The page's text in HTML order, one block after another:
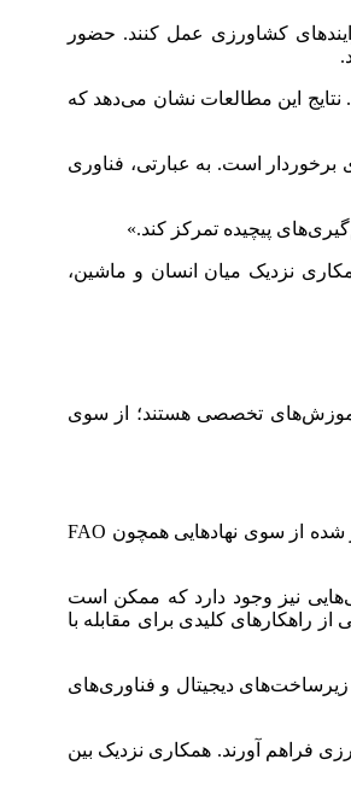
کشاورزی عمل کنند. حضور
نتایج این مطالعات نشان می‌دهد که
است. به عبارتی، فناوری
پیچیده تمرکز کند.»
نزدیک میان انسان و ماشین،
و آموزش‌های تخصصی هستند؛ از سوی
از منظر اقتصادی، کاهش هزینه‌های تولید و افزایش بهره‌وری می‌تواند به بهبود سودآوری و رقابت‌پذیری محصولات کشاورزی منجر شود. گزارش‌های منتشر شده از سوی نهادهایی همچون FAO
نیز وجود دارد که ممکن است
راهکارهای کلیدی برای مقابله با
زیرساخت‌های دیجیتال و فناوری‌های
فراهم آورند. همکاری نزدیک بین